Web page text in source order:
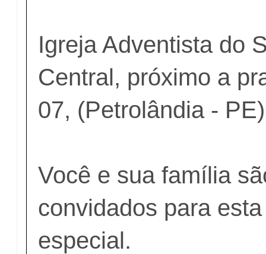
Igreja Adventista do
Central, próximo a
07, (Petrolândia - PE)
Você e sua família
convidados para
especial.